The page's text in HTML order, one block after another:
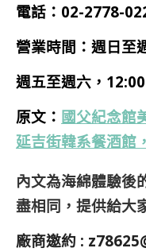
電話： 02-2778-
營業時間： 週日至
週五至週六，
原文： 國父紀念館
延吉街韓系餐酒館
內文為海綿體驗後
盡相同，提供給大
廠商邀約 :